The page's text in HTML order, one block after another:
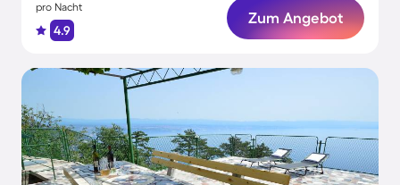
pro Nacht
4.9
Zum Angebot